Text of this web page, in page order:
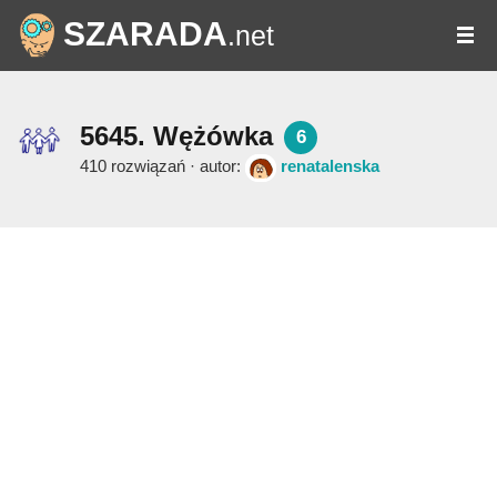
SZARADA.net
5645. Wężówka 6
410 rozwiązań · autor: renatalenska